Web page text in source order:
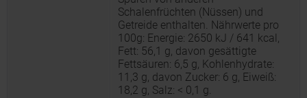
Schalenfrüchten (Nüssen) und
Getreide enthalten. Nährwerte pro
100g: Energie: 2650 kJ / 641 kcal,
Fett: 56,1 g, davon gesättigte
Fettsäuren: 6,5 g, Kohlenhydrate:
11,3 g, davon Zucker: 6 g, Eiweiß:
18,2 g, Salz: < 0,1 g.